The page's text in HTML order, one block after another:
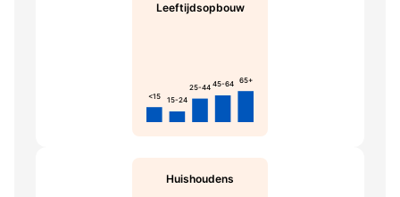
Leeftijdsopbouw
<15 15-24
25-44 45-64 65+
Huishoudens